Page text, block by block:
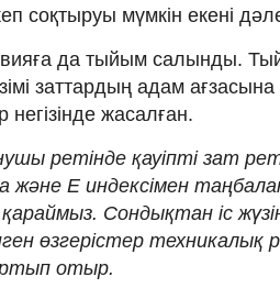
соқтыруы мүмкін екені
да тыйым салынды.
заттардың адам ағзасына
негізінде жасалған.
ретінде қауіпті зат
және Е индексімен
Сондықтан іс
өзгерістер техникалық
отыр.